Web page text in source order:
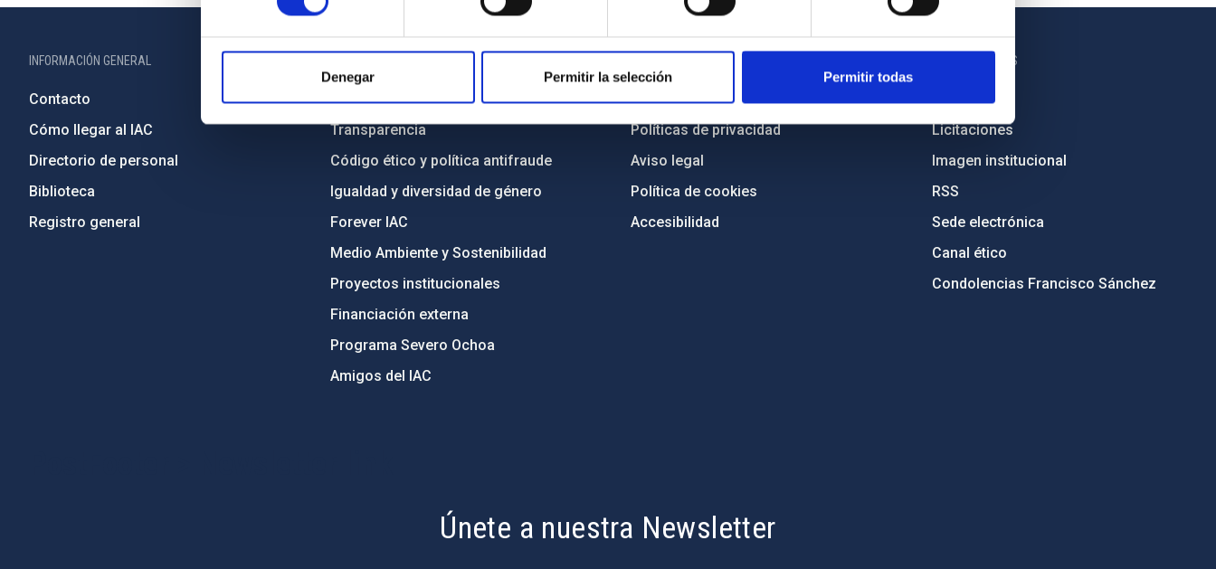
Denegar Permitir la selección Permitir todas
INFORMACIÓN GENERAL
Contacto
Cómo llegar al IAC
Directorio de personal
Biblioteca
Registro general
Legislación
Transparencia
Código ético y política antifraude
Igualdad y diversidad de género
Forever IAC
Medio Ambiente y Sostenibilidad
Proyectos institucionales
Financiación externa
Programa Severo Ochoa
Amigos del IAC
Mapa web
Políticas de privacidad
Aviso legal
Política de cookies
Accesibilidad
OTROS ENLACES
Empleo
Licitaciones
Imagen institucional
RSS
Sede electrónica
Canal ético
Condolencias Francisco Sánchez
Únete a nuestra Newsletter